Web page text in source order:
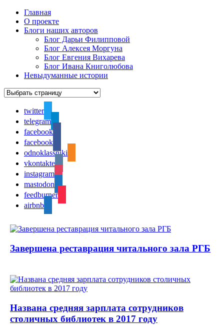
Главная
О проекте
Блоги наших авторов
Блог Дарьи Филипповой
Блог Алексея Моргуна
Блог Евгения Вихарева
Блог Ивана Книголюбова
Невыдуманные истории
twitter
telegram
facebook
facebook
odnoklassniki
vkontakte
instagram
mastodon
feedburner
airbnb
Завершена реставрация читального зала РГБ
Названа средняя зарплата сотрудников
столичных библиотек в 2017 году